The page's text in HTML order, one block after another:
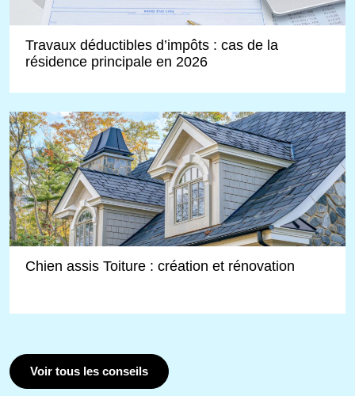
Travaux déductibles d’impôts : cas de la
résidence principale en 2026
Chien assis Toiture : création et rénovation
Voir tous les conseils